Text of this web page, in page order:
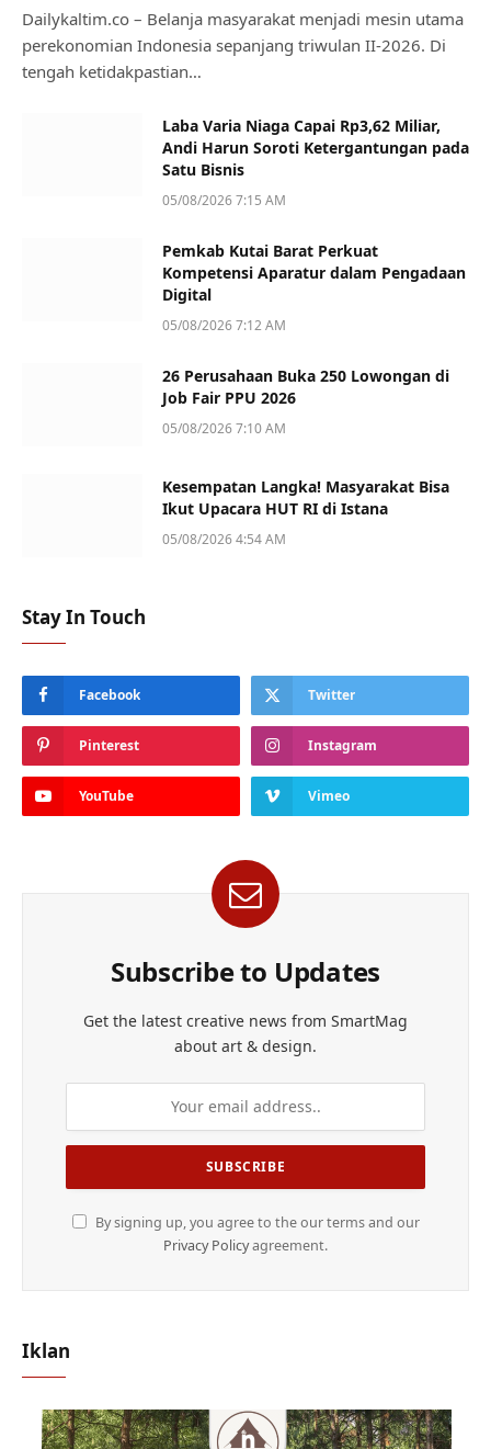
Dailykaltim.co – Belanja masyarakat menjadi mesin utama
perekonomian Indonesia sepanjang triwulan II-2026. Di
tengah ketidakpastian…
Laba Varia Niaga Capai Rp3,62 Miliar,
Andi Harun Soroti Ketergantungan pada
Satu Bisnis
05/08/2026 7:15 AM
Pemkab Kutai Barat Perkuat
Kompetensi Aparatur dalam Pengadaan
Digital
05/08/2026 7:12 AM
26 Perusahaan Buka 250 Lowongan di
Job Fair PPU 2026
05/08/2026 7:10 AM
Kesempatan Langka! Masyarakat Bisa
Ikut Upacara HUT RI di Istana
05/08/2026 4:54 AM
Stay In Touch
Facebook Twitter
Pinterest Instagram
YouTube Vimeo
Subscribe to Updates
Get the latest creative news from SmartMag
about art & design.
By signing up, you agree to the our terms and our
Privacy Policyagreement.
Iklan